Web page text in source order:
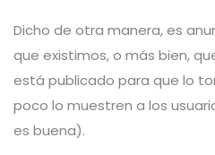
Dicho de otra manera, es
que existimos, o más bien,
está publicado para que lo
poco lo muestren a los
es buena).